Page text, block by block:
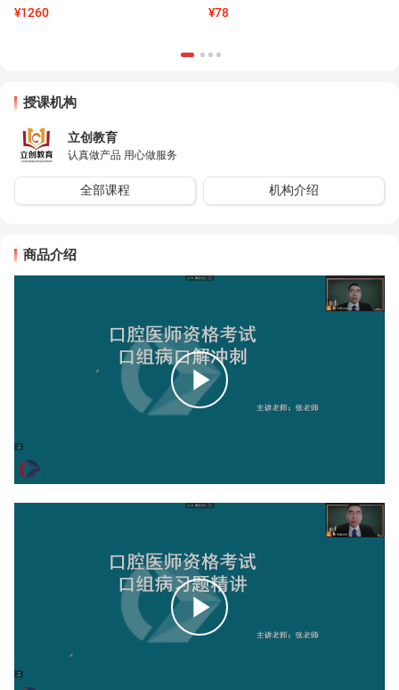
点精讲/夺分金题/题库真题】
¥1260 ¥78
授课机构
立创教育
认真做产品 用心做服务
全部课程 机构介绍
商品介绍
点
播
点